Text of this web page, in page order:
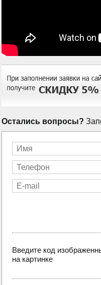
Остались вопросы?
Введите код
на картинке